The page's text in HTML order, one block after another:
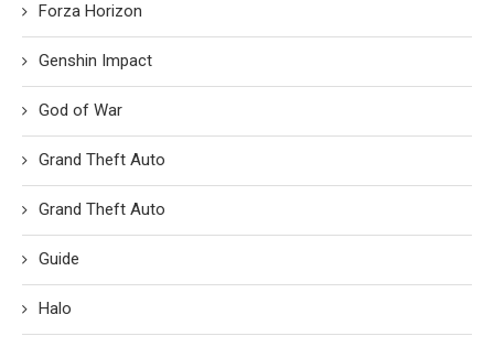
Forza Horizon
Genshin Impact
God of War
Grand Theft Auto
Grand Theft Auto
Guide
Halo